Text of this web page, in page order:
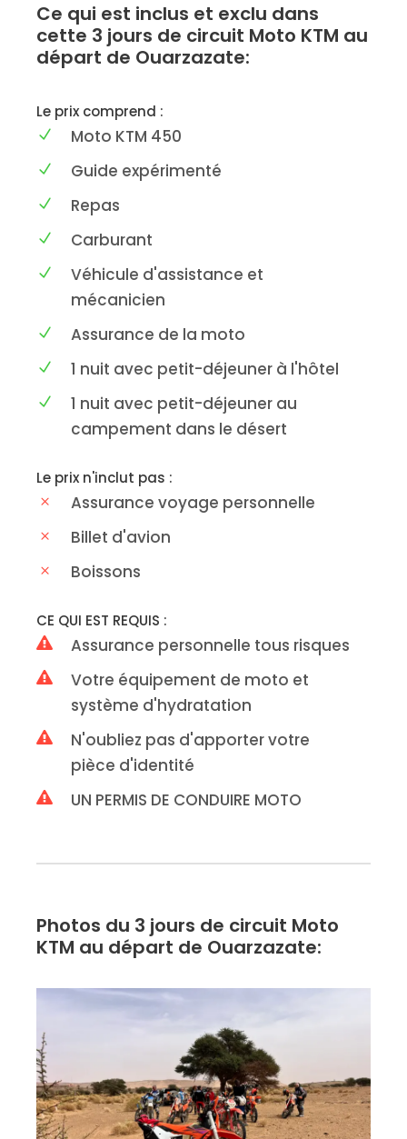
Ce qui est inclus et exclu dans
cette 3 jours de circuit Moto KTM au
départ de Ouarzazate:
Le prix comprend :
Moto KTM 450
Guide expérimenté
Repas
Carburant
Véhicule d'assistance et
mécanicien
Assurance de la moto
1 nuit avec petit-déjeuner à l'hôtel
1 nuit avec petit-déjeuner au
campement dans le désert
Le prix n'inclut pas :
Assurance voyage personnelle
Billet d'avion
Boissons
CE QUI EST REQUIS :
Assurance personnelle tous risques
Votre équipement de moto et
système d'hydratation
N'oubliez pas d'apporter votre
pièce d'identité
UN PERMIS DE CONDUIRE MOTO
Photos du 3 jours de circuit Moto
KTM au départ de Ouarzazate: